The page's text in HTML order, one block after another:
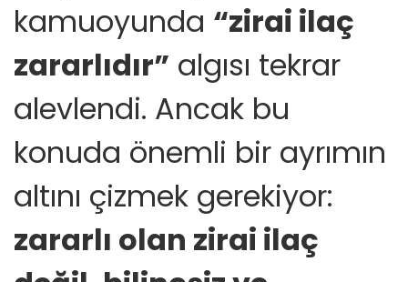
kamuoyunda “zirai ilaç
zararlıdır” algısı tekrar
alevlendi. Ancak bu
konuda önemli bir ayrımın
altını çizmek gerekiyor:
zararlı olan zirai ilaç